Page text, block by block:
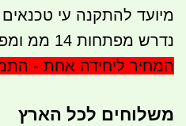
מיועד להתקנה עי טכנאים
נדרש מפתחות 14 ממ ומפתח נגדי 17 ממ
המחיר ליחידה אחת -
משלוחים לכל הארץ